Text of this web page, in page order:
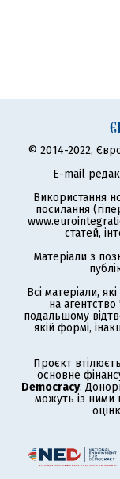
© 2014-2022,
E-mail
Використання
посилання
статей,
Матеріали з
Всі матеріали,
на агентство
подальшому
якій формі,
Проєкт
основне
Democracy.
можуть із ними